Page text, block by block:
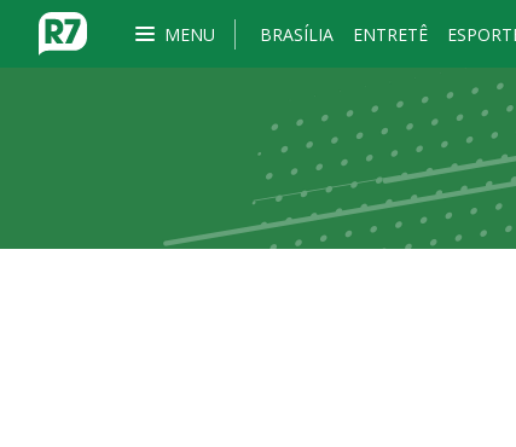
MENU BRASÍLIA ENTRETÊ